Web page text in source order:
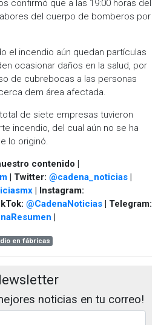
confirmó que a las 19:00 horas del
del cuerpo de bomberos por
el incendio aún quedan partículas
ocasionar daños en la salud, por
de cubrebocas a las personas
dem área afectada.
de siete empresas tuvieron
incendio, del cual aún no se ha
lo originó.
contenido |
| Twitter: @cadena_noticias |
| Instagram:
@CadenaNoticias | Telegram:
|
en fábricas
noticias en tu correo!